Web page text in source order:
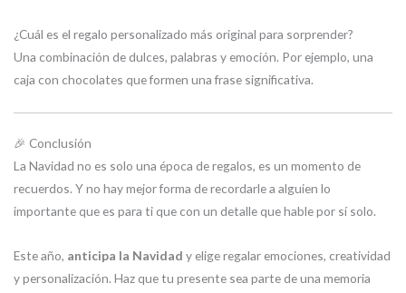
¿Cuál es el regalo personalizado más original para sorprender?
Una combinación de dulces, palabras y emoción. Por ejemplo, una
caja con chocolates que formen una frase significativa.
🎉 Conclusión
La Navidad no es solo una época de regalos, es un momento de
recuerdos. Y no hay mejor forma de recordarle a alguien lo
importante que es para ti que con un detalle que hable por sí solo.
Este año, anticipa la Navidad y elige regalar emociones, creatividad
y personalización. Haz que tu presente sea parte de una memoria